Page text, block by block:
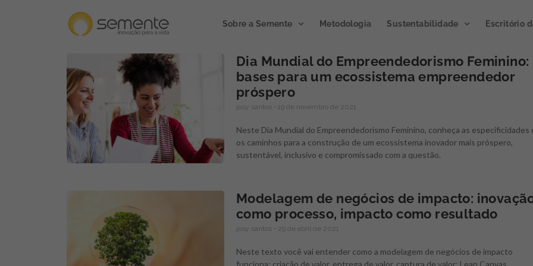
Sobre a Semente Metodologia Sustentabilidade Escritório
Dia Mundial do Empreendedorismo Feminino:
bases para um ecossistema empreendedor
próspero
josy santos 19 de novembro de 2021
Neste Dia Mundial do Empreendedorismo Feminino, conheça as especificidades
os caminhos para a construção de um ecossistema inovador mais próspero,
sustentável, inclusivo e compromissado com a questão.
Modelagem de negócios de impacto:
como processo, impacto como resultado
josy santos 29 de abril de 2021
Neste texto você vai entender como a modelagem de negócios de impacto
funciona: criação de valor, entrega de valor, captura de valor; Lean Canvas,
Publicação de
impacto 2023
A publicação divulga os
resultados de ações e atividades
de inovação gerados por meio
parceiros.
Gerando atmosferas